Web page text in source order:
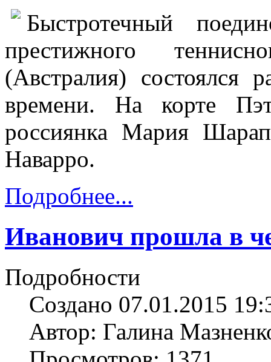
Быстротечный
престижного
(Австралия) состоялся
времени. На корте
россиянка Мария
Наварро.
Подробнее...
Иванович прошла в
Подробности
Создано 07.01.2015
Автор: Галина